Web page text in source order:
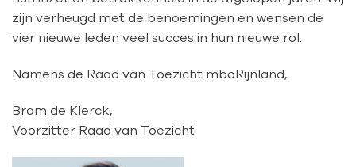
zijn verheugd met de benoemingen en wensen de
vier nieuwe leden veel succes in hun nieuwe rol.
Namens de Raad van Toezicht mboRijnland,
Bram de Klerck,
Voorzitter Raad van Toezicht